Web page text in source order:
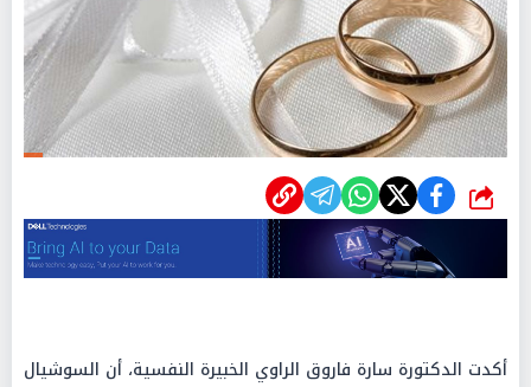
شارك
أكدت الدكتورة سارة فاروق الراوي الخبيرة النفسية، أن السوشيال